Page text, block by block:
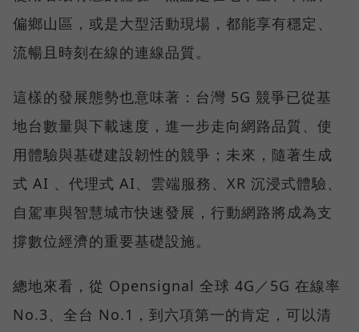
偏鄉山區，或是大型活動現場，都能享有穩定、
流暢且時刻在線的連線品質。
這樣的發展態勢也意味著：台灣 5G 競爭已從基
地台數量與下載速度，進一步走向網路品質、使
用體驗與基礎建設韌性的競爭；未來，隨著生成
式 AI 、代理式 AI、雲端服務、XR 沉浸式體驗、
自駕車與智慧城市快速發展，行動網路將成為支
撐數位經濟的重要基礎設施。
總地來看，從 Opensignal 全球 4G／5G 在線率
No.3、全台 No.1，到六項第一的肯定，可以清